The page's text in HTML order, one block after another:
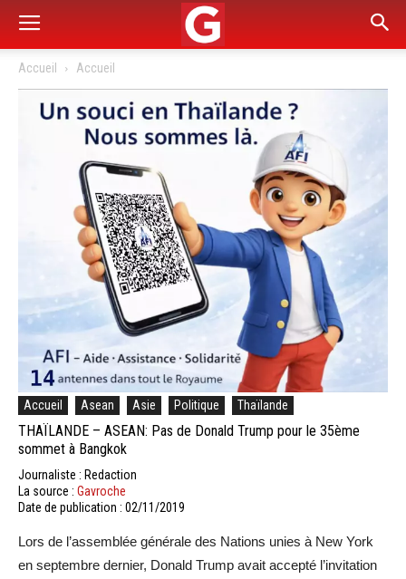
Accueil Accueil
Accueil Asean Asie Politique Thaïlande
THAÏLANDE – ASEAN: Pas de Donald Trump pour le 35ème
sommet à Bangkok
Journaliste : Redaction
La source : Gavroche
Date de publication : 02/11/2019
Lors de l’assemblée générale des Nations unies à New York
en septembre dernier, Donald Trump avait accepté l’invitation